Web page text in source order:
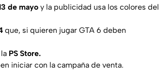
de mayo y la publicidad usa los colores del
que, si quieren jugar GTA 6 deben
PS Store.
iniciar con la campaña de venta.